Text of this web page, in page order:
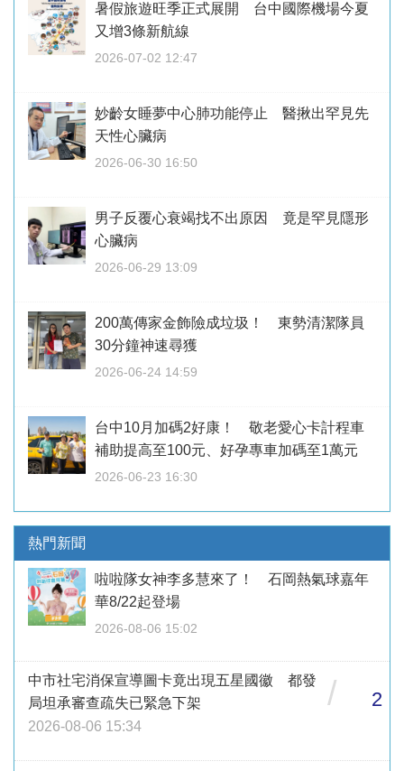
暑假旅遊旺季正式展開 台中國際機場今夏
又增3條新航線
2026-07-02 12:47
妙齡女睡夢中心肺功能停止 醫揪出罕見先
天性心臟病
2026-06-30 16:50
男子反覆心衰竭找不出原因 竟是罕見隱形
心臟病
2026-06-29 13:09
200萬傳家金飾險成垃圾！ 東勢清潔隊員
30分鐘神速尋獲
2026-06-24 14:59
台中10月加碼2好康！ 敬老愛心卡計程車
補助提高至100元、好孕專車加碼至1萬元
2026-06-23 16:30
熱門新聞
啦啦隊女神李多慧來了！ 石岡熱氣球嘉年
華8/22起登場
2026-08-06 15:02
中市社宅消保宣導圖卡竟出現五星國徽 都發
局坦承審查疏失已緊急下架
2026-08-06 15:34
/ 2